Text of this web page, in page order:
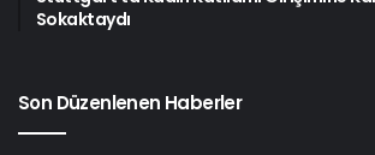
Sokaktaydı
Son Düzenlenen Haberler